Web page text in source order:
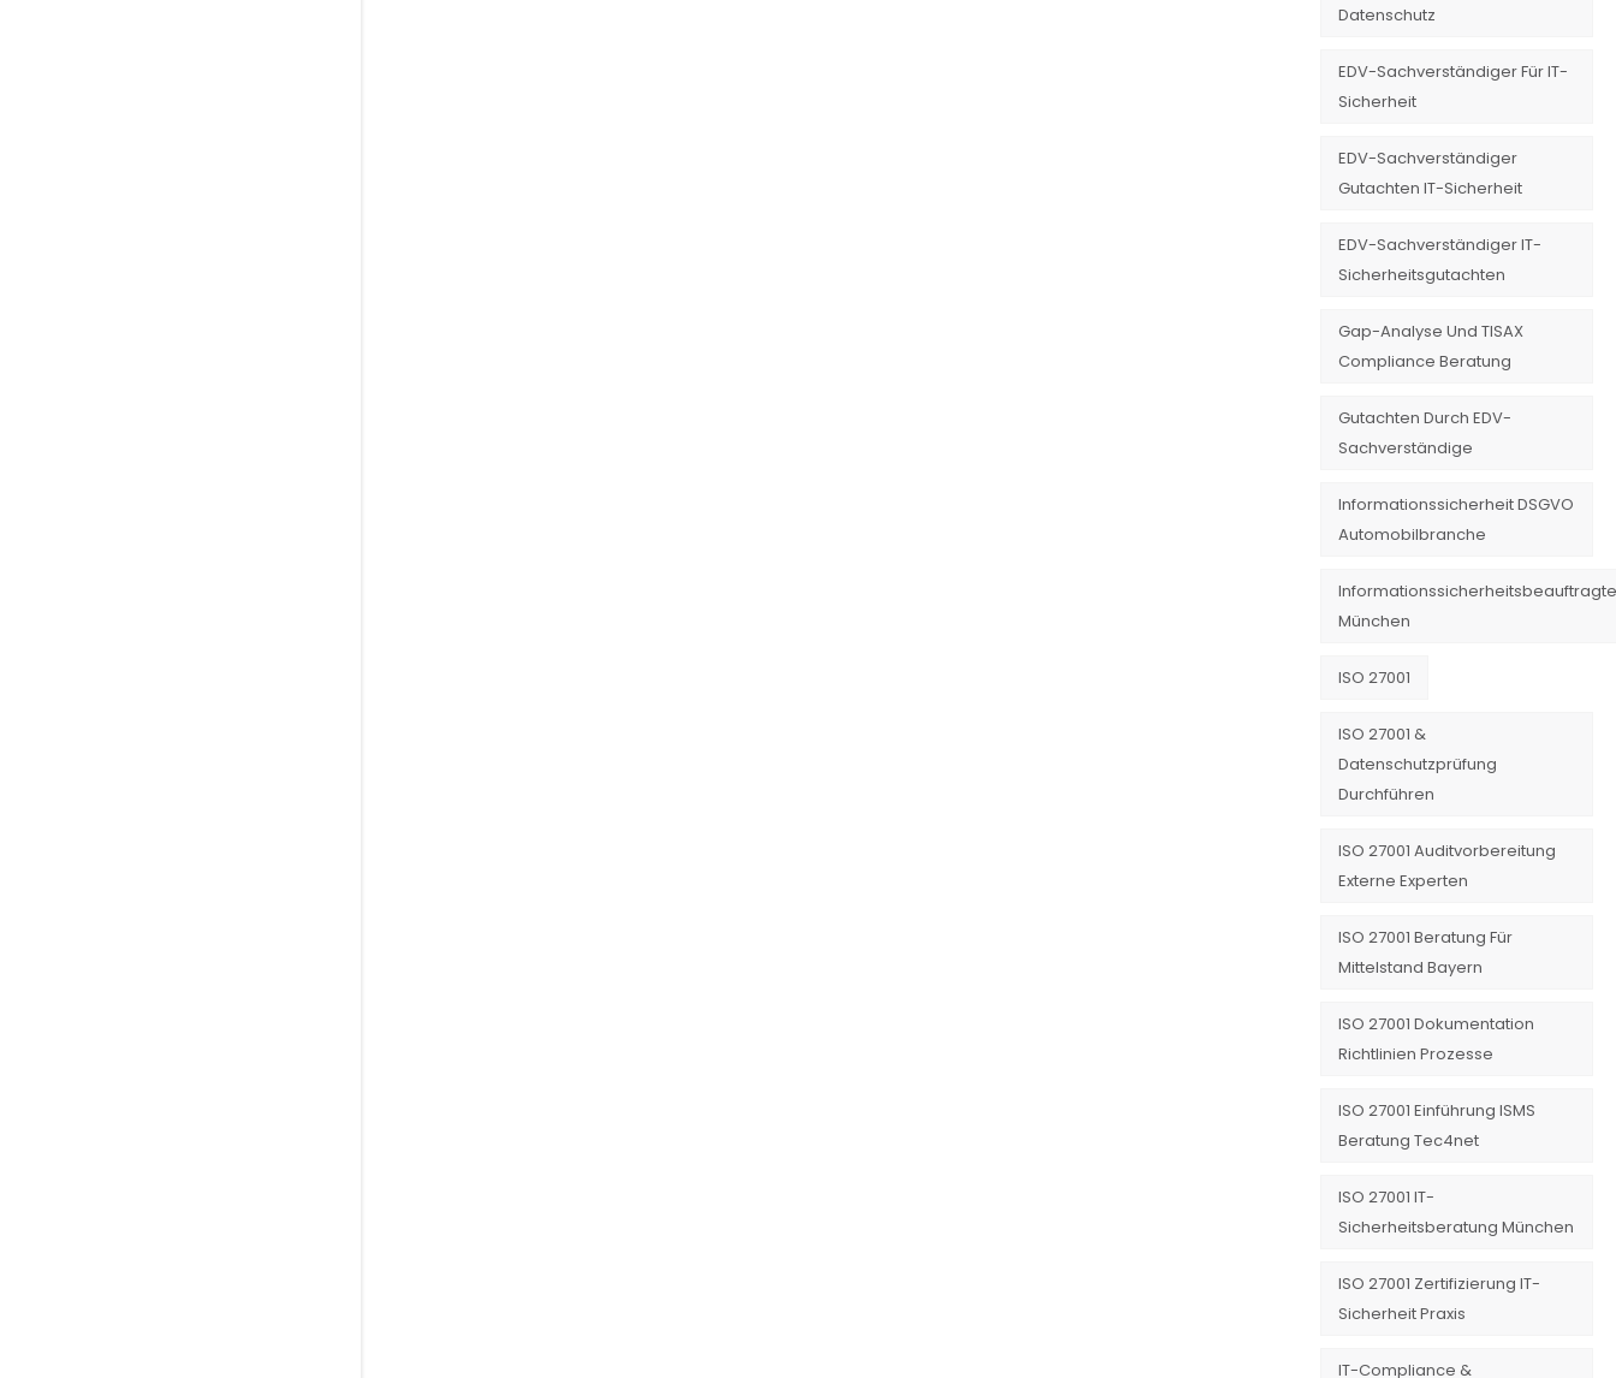
Datenschutz
EDV-Sachverständiger Für IT-
Sicherheit
EDV-Sachverständiger
Gutachten IT-Sicherheit
EDV-Sachverständiger IT-
Sicherheitsgutachten
Gap-Analyse Und TISAX
Compliance Beratung
Gutachten Durch EDV-
Sachverständige
Informationssicherheit DSGVO
Automobilbranche
München
ISO 27001
ISO 27001 &
Datenschutzprüfung
Durchführen
ISO 27001 Auditvorbereitung
Externe Experten
ISO 27001 Beratung Für
Mittelstand Bayern
ISO 27001 Dokumentation
Richtlinien Prozesse
ISO 27001 Einführung ISMS
Beratung Tec4net
ISO 27001 IT-
Sicherheitsberatung München
ISO 27001 Zertifizierung IT-
Sicherheit Praxis
IT-Compliance &